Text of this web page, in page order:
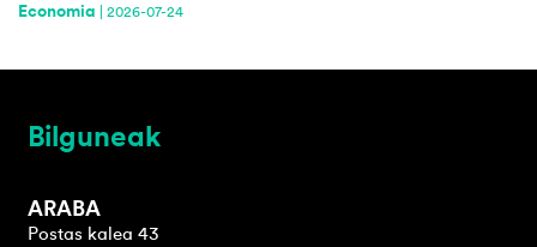
Economia 2026-07-24
Bilguneak
ARABA
Postas kalea 43